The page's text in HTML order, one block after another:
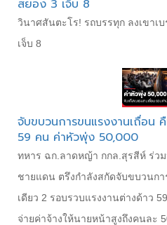
สยอง 3 เจ็บ 8
วินาศสันตะโร! รถบรรทุก ลงเขาเ
เจ็บ 8
จับขบวนการขนแรงงานเถื่อน
59 คน ค่าหัวพุ่ง 50,000
ทหาร ฉก.ลาดหญ้า กกล.สุรสีห์ ร่ว
ชายแดน ตรึงกำลังสกัดจับขบวนก
เดียว 2 รอบรวบแรงงานต่างด้าว
จ่ายค่าจ้างให้นายหน้าสูงถึงคนละ